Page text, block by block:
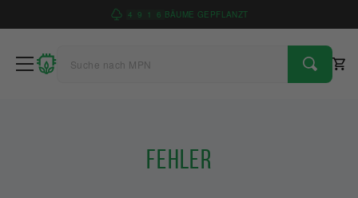
4 9 1 6 BÄUME GEPFLANZT
Fehler